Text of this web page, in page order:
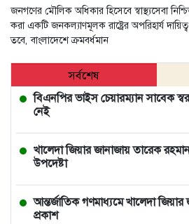
জনগণের মৌলিক অধিকার হিসেবে স্বাস্থ্যসেবা
করা একটি জনকল্যাণমূলক রাষ্ট্রের অপরিহার্য
তবে, বাংলাদেশে ক্রমবর্ধমান
সর্বশেষ
বিএনপির ভাইস চেয়ারম্যান সাবেক
নেই
খালেদা জিয়ার জানাজায় তারেক
উপদেষ্টা
আন্তর্জাতিক গণমাধ্যমে খালেদা জিয়ার
প্রকাশ